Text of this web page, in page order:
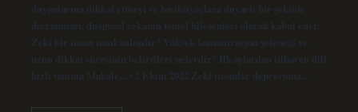
duygularına dikkat etmeyi ve bu ihtiyaçlara duyarlı bir şekilde
davranmayı, duygusal zekanın temel bileşenleri olarak kabul eder.
Zeki bir insan nasıl anlaşılır? Yüksek konsantrasyon yeteneği ve
uzun dikkat süresinin belirtileri nelerdir? İlk aylardan itibaren dili
hızlı tanıma Makale…• 2 Ekim 2022 Zeki insanlar depresyona…